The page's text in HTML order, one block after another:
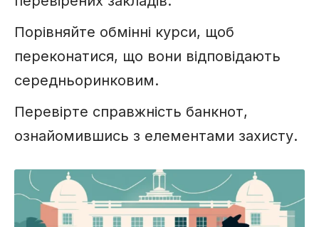
Порівняйте обмінні курси, щоб
переконатися, що вони відповідають
середньоринковим.
Перевірте справжність банкнот,
ознайомившись з елементами захисту.